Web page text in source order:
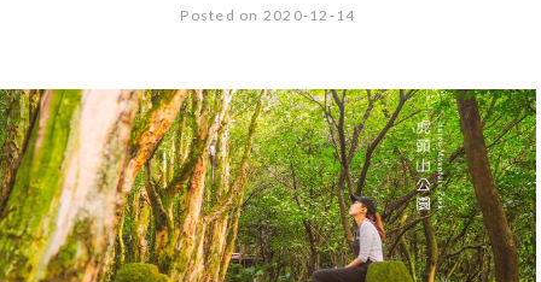
Posted on 2020-12-14